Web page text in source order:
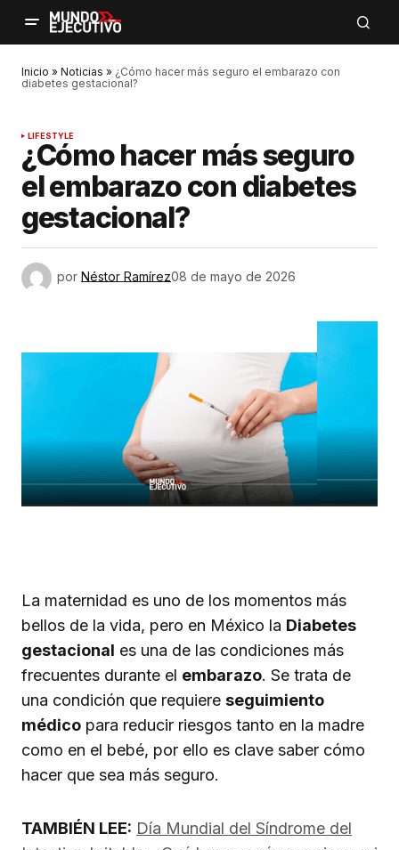
Inicio » Noticias » ¿Cómo hacer más seguro el embarazo con
diabetes gestacional?
LIFESTYLE
¿Cómo hacer más seguro
el embarazo con diabetes
gestacional?
por Néstor Ramírez08 de mayo de 2026
La maternidad es uno de los momentos más
bellos de la vida, pero en México la Diabetes
gestacional es una de las condiciones más
frecuentes durante el embarazo. Se trata de
una condición que requiere seguimiento
médico para reducir riesgos tanto en la madre
como en el bebé, por ello es clave saber cómo
hacer que sea más seguro.
TAMBIÉN LEE: Día Mundial del Síndrome del